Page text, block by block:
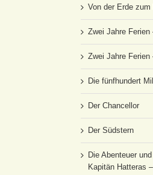
Von der Erde zum
Zwei Jahre Ferien
Zwei Jahre Ferien
Die fünfhundert
Der Chancellor
Der Südstern
Die Abenteuer
Kapitän Hatteras